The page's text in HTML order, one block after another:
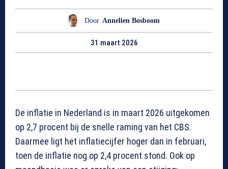
Door Annelien Bosboom
31 maart 2026
De inflatie in Nederland is in maart 2026 uitgekomen
op 2,7 procent bij de snelle raming van het CBS.
Daarmee ligt het inflatiecijfer hoger dan in februari,
toen de inflatie nog op 2,4 procent stond. Ook op